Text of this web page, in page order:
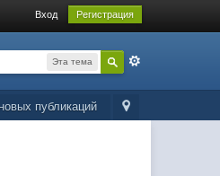
Вход Регистрация
Эта тема
публикаций